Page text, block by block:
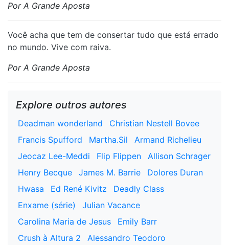
Por A Grande Aposta
Você acha que tem de consertar tudo que está errado
no mundo. Vive com raiva.
Por A Grande Aposta
Explore outros autores
Deadman wonderland
Christian Nestell Bovee
Francis Spufford
Martha.Sil
Armand Richelieu
Jeocaz Lee-Meddi
Flip Flippen
Allison Schrager
Henry Becque
James M. Barrie
Dolores Duran
Hwasa
Ed René Kivitz
Deadly Class
Enxame (série)
Julian Vacance
Carolina Maria de Jesus
Emily Barr
Crush à Altura 2
Alessandro Teodoro